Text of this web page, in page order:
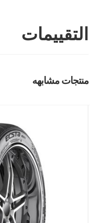
التقييمات
منتجات مشابهه